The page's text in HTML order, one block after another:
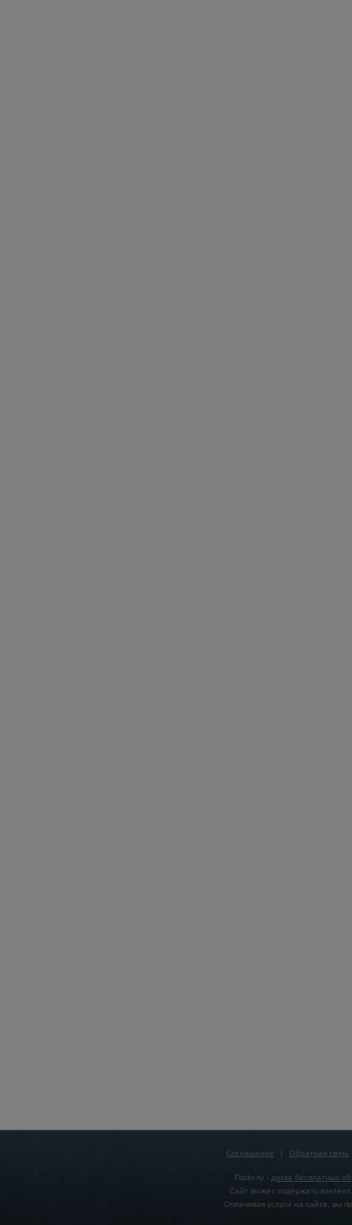
Соглашение | Обратная связь
Flado.ru - доска бесплатных
Сайт может содержать
Оплачивая услуги на сайте, вы